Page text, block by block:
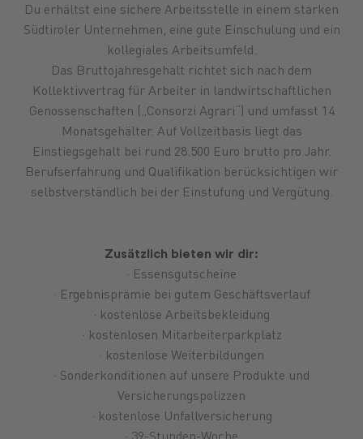
Du erhältst eine sichere Arbeitsstelle in einem starken
Südtiroler Unternehmen, eine gute Einschulung und ein
kollegiales Arbeitsumfeld.
Das Bruttojahresgehalt richtet sich nach dem
Kollektivvertrag für Arbeiter in landwirtschaftlichen
Genossenschaften („Consorzi Agrari“) und umfasst 14
Monatsgehälter. Auf Vollzeitbasis liegt das
Einstiegsgehalt bei rund 28.500 Euro brutto pro Jahr.
Berufserfahrung und Qualifikation berücksichtigen wir
selbstverständlich bei der Einstufung und Vergütung.
Zusätzlich bieten wir dir:
· Essensgutscheine
· Ergebnisprämie bei gutem Geschäftsverlauf
· kostenlose Arbeitsbekleidung
· kostenlosen Mitarbeiterparkplatz
· kostenlose Weiterbildungen
· Sonderkonditionen auf unsere Produkte und
Versicherungspolizzen
· kostenlose Unfallversicherung